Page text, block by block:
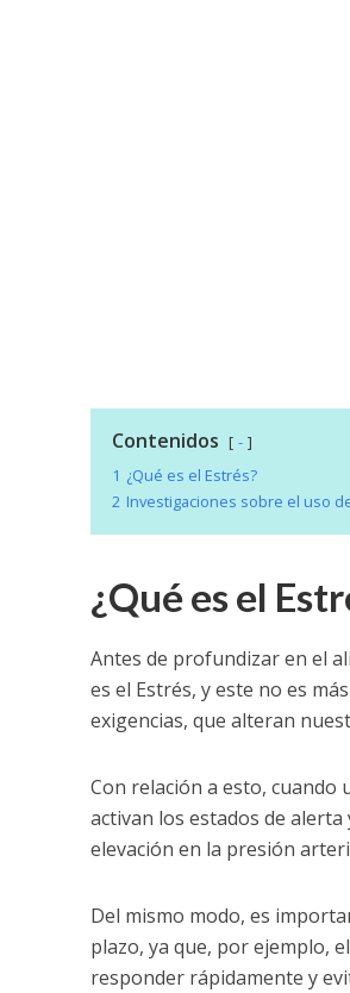
Contenidos
-
1 ¿Qué es el Estrés?
2 Investigaciones sobre el uso
¿Qué es el
Antes de profundizar en el
es el Estrés, y este no es
exigencias, que alteran
Con relación a esto, cuando
activan los estados de
elevación en la presión
Del mismo modo, es
plazo, ya que, por ejemplo,
responder rápidamente y